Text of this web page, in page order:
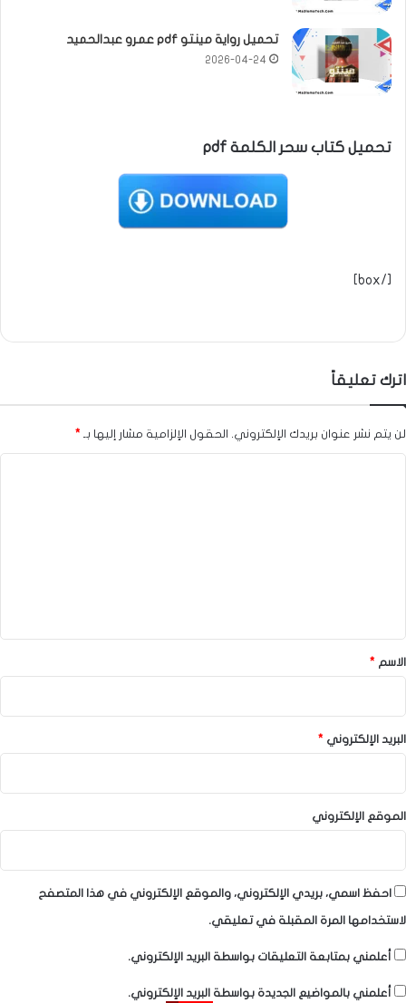
تحميل رواية مينتو pdf عمرو عبدالحميد
2026-04-24
تحميل كتاب سحر الكلمة pdf
[/box]
اترك تعليقاً
لن يتم نشر عنوان بريدك الإلكتروني. الحقول الإلزامية مشار إليها بـ *
*الاسم *
البريد الإلكتروني *
الموقع الإلكتروني
احفظ اسمي، بريدي الإلكتروني، والموقع الإلكتروني في هذا المتصفح
لاستخدامها المرة المقبلة في تعليقي.
أعلمني بمتابعة التعليقات بواسطة البريد الإلكتروني.
أعلمني بالمواضيع الجديدة بواسطة البريد الإلكتروني.